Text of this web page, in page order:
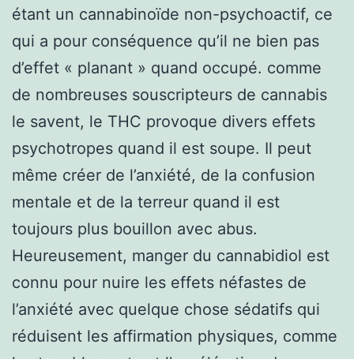
étant un cannabinoïde non-psychoactif, ce
qui a pour conséquence qu’il ne bien pas
d’effet « planant » quand occupé. comme
de nombreuses souscripteurs de cannabis
le savent, le THC provoque divers effets
psychotropes quand il est soupe. Il peut
même créer de l’anxiété, de la confusion
mentale et de la terreur quand il est
toujours plus bouillon avec abus.
Heureusement, manger du cannabidiol est
connu pour nuire les effets néfastes de
l’anxiété avec quelque chose sédatifs qui
réduisent les affirmation physiques, comme